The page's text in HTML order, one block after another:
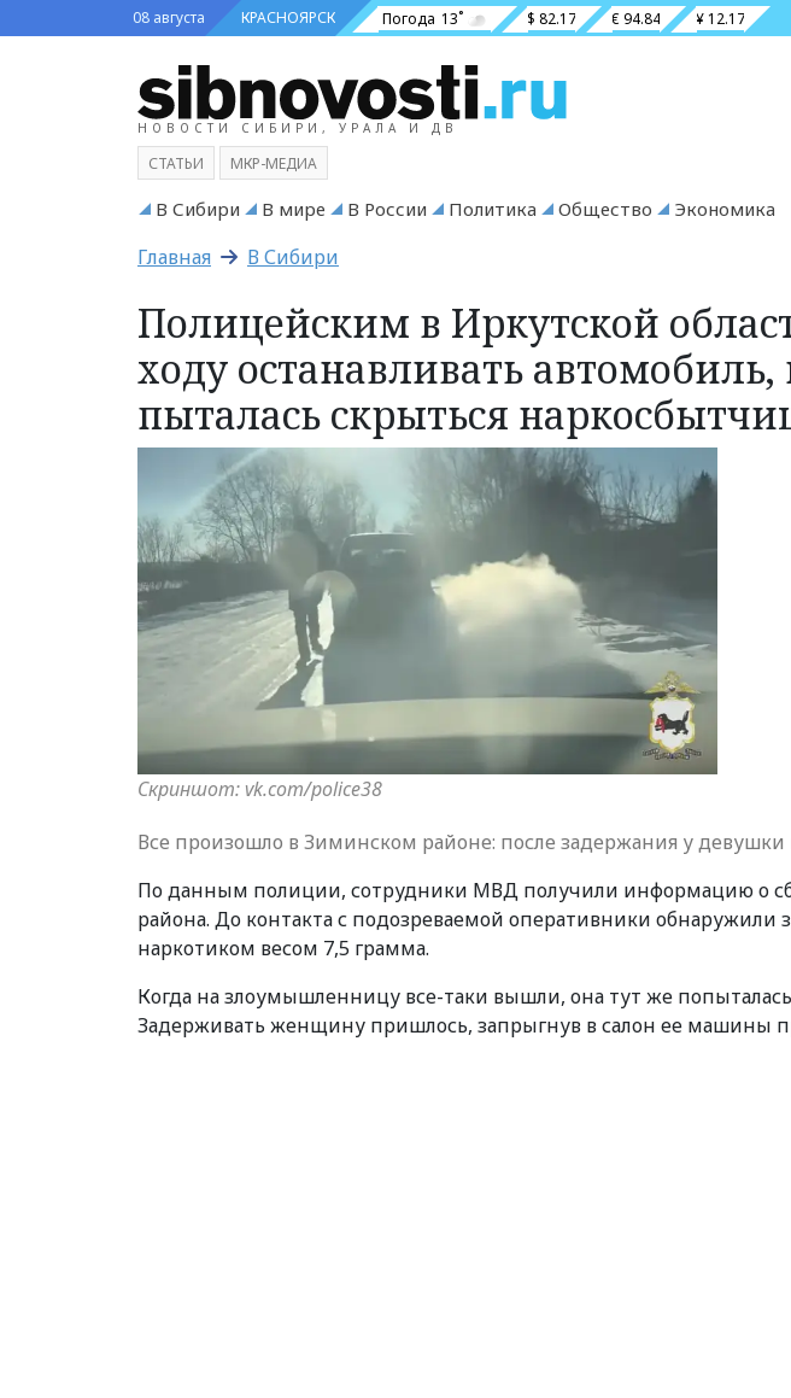
08 августа КРАСНОЯРСК Погода 13˚ $ 82.17 € 94.84 ¥ 12.17
НОВОСТИ СИБИРИ, УРАЛА И ДВ
СТАТЬИ МКР-МЕДИА
В Сибири В мире В России Политика Общество Экономика
Главная В Сибири
Полицейским в Иркутской
ходу останавливать
пыталась скрыться
Скриншот: vk.com/police38
Все произошло в Зиминском районе: после задержания у
По данным полиции, сотрудники МВД получили информацию о
района. До контакта с подозреваемой оперативники обнаружили
наркотиком весом 7,5 грамма.
Когда на злоумышленницу все-таки вышли, она тут же попыталась
Задерживать женщину пришлось, запрыгнув в салон ее машины